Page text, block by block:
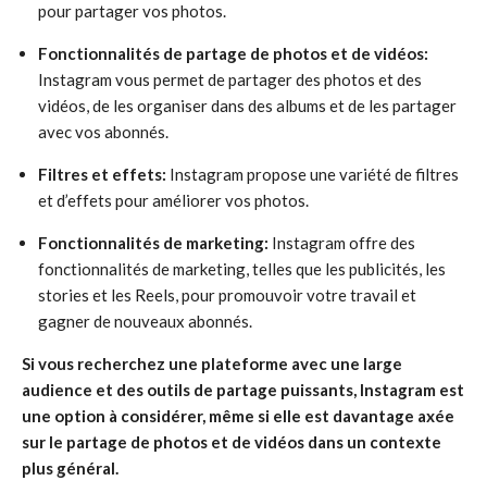
pour partager vos photos.
Fonctionnalités de partage de photos et de vidéos:
Instagram vous permet de partager des photos et des
vidéos, de les organiser dans des albums et de les partager
avec vos abonnés.
Filtres et effets: Instagram propose une variété de filtres
et d’effets pour améliorer vos photos.
Fonctionnalités de marketing: Instagram offre des
fonctionnalités de marketing, telles que les publicités, les
stories et les Reels, pour promouvoir votre travail et
gagner de nouveaux abonnés.
Si vous recherchez une plateforme avec une large
audience et des outils de partage puissants, Instagram est
une option à considérer, même si elle est davantage axée
sur le partage de photos et de vidéos dans un contexte
plus général.